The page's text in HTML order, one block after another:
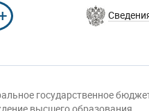
государственное